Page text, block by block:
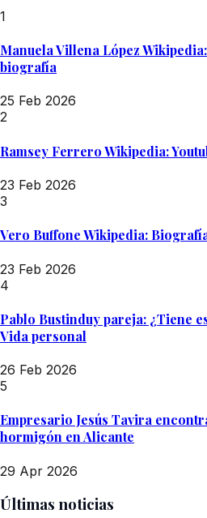
1
Manuela Villena López
biografía
25 Feb 2026
2
Ramsey Ferrero Wikipedia:
23 Feb 2026
3
Vero Buffone Wikipedia:
23 Feb 2026
4
Pablo Bustinduy pareja: ¿Tiene
Vida personal
26 Feb 2026
5
Empresario Jesús Tavira
hormigón en Alicante
29 Apr 2026
Últimas noticias